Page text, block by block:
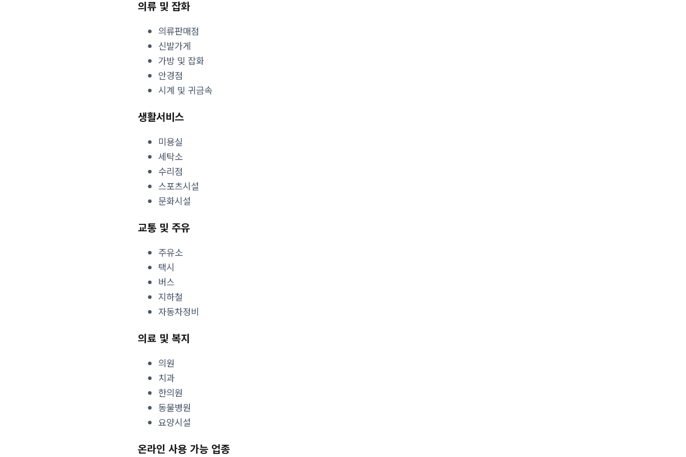
의류 및 잡화
의류판매점
신발가게
가방 및 잡화
안경점
시계 및 귀금속
생활서비스
미용실
세탁소
수리점
스포츠시설
문화시설
교통 및 주유
주유소
택시
버스
지하철
자동차정비
의료 및 복지
의원
치과
한의원
동물병원
요양시설
온라인 사용 가능 업종